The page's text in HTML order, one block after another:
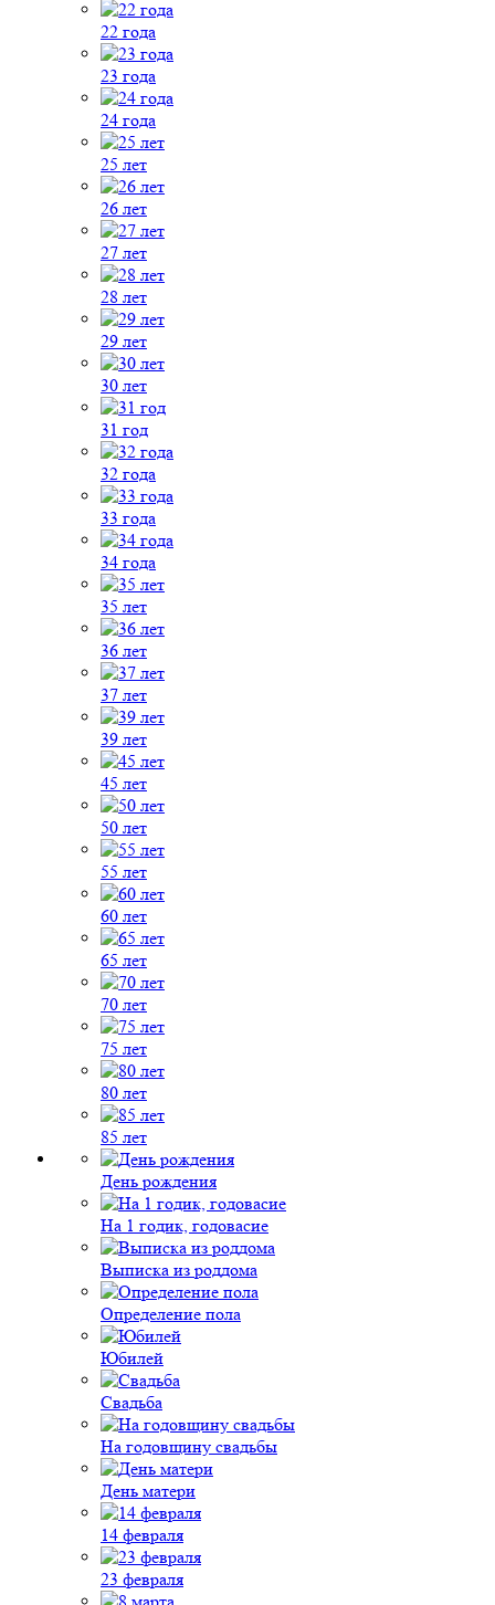
22 года
23 года
24 года
25 лет
26 лет
27 лет
28 лет
29 лет
30 лет
31 год
32 года
33 года
34 года
35 лет
36 лет
37 лет
39 лет
45 лет
50 лет
55 лет
60 лет
65 лет
70 лет
75 лет
80 лет
85 лет
День рождения
На 1 годик, годовасие
Выписка из роддома
Определение пола
Юбилей
Свадьба
На годовщину свадьбы
День матери
14 февраля
23 февраля